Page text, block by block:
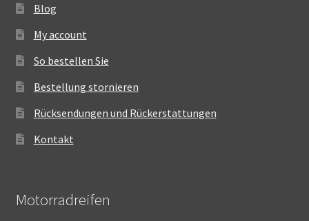
Blog
My account
So bestellen Sie
Bestellung stornieren
Rücksendungen und Rückerstattungen
Kontakt
Motorradreifen